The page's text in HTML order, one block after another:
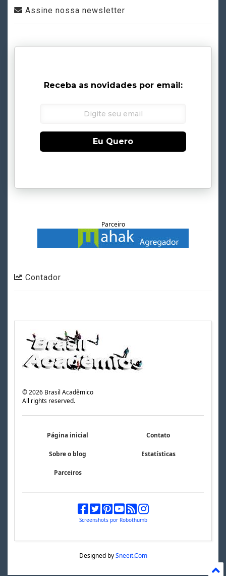
Assine nossa newsletter
Receba as novidades por email:
Eu Quero
Parceiro
Contador
©2026 Brasil Acadêmico
All rights reserved.
Página inicial Contato
Sobre o blog Estatísticas
Parceiros
Screenshots por Robothumb
Designed bySneeit.Com